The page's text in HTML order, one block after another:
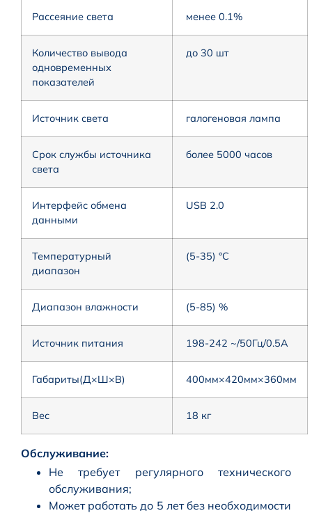
Рассеяние света менее 0.1%
Количество вывода
одновременных
показателей
до 30 шт
Источник света галогеновая лампа
Срок службы источника
света
более 5000 часов
Интерфейс обмена
данными
USB 2.0
Температурный
диапазон
(5-35) °C
Диапазон влажности (5-85) %
Источник питания 198-242 ~/50Гц/0.5А
Габариты(Д×Ш×В) 400мм×420мм×360мм
Вес 18 кг
Обслуживание:
Не требует регулярного технического
обслуживания;
Может работать до 5 лет без необходимости